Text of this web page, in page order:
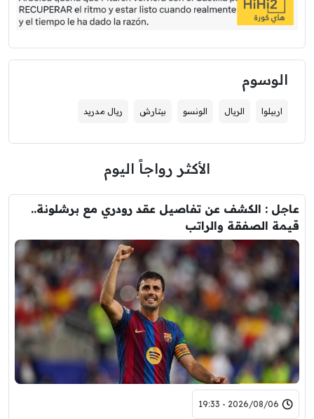
الوسوم
اربيلوا الريال الونسو بيتارش ريال مدريد
الأكثر رواجاً اليوم
عاجل : الكشف عن تفاصيل عقد رودري مع برشلونة..
قيمة الصفقة والراتب
2026/08/06 - 19:33